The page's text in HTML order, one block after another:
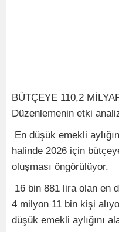
BÜTÇEYE 110,2
Düzenlemenin etki
En düşük emekli
halinde 2026 için
oluşması öngörülüyor.
16 bin 881 lira olan en
4 milyon 11 bin kişi
düşük emekli aylığını